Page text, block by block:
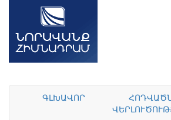
ԳԼԽԱՎՈՐ